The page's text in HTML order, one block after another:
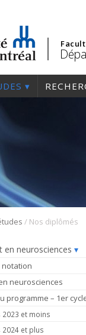
/ Nos diplômés
en neurosciences
notation
neurosciences
programme – 1er
et moins
et plus